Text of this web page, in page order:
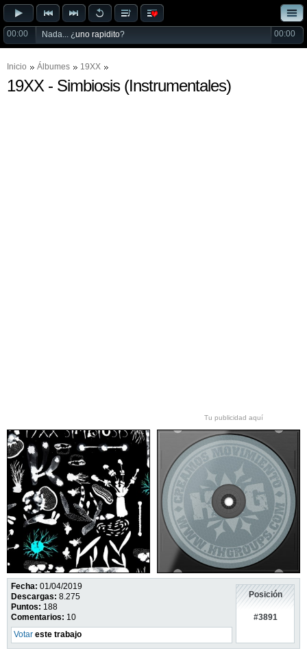
00:00 Nada... ¿uno rapidito? 00:00
Inicio Álbumes 19XX
19XX - Simbiosis (Instrumentales)
Tu publicidad aquí
Fecha: 01/04/2019
Descargas: 8.275
Puntos: 188
Comentarios: 10
Votar este trabajo
Posición
#3891